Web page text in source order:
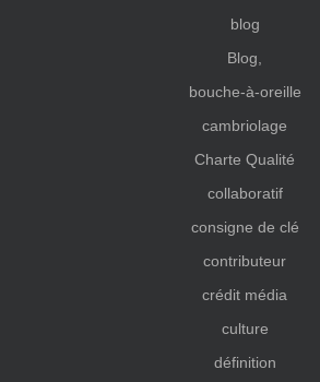
blog
Blog,
bouche-à-oreille
cambriolage
Charte Qualité
collaboratif
consigne de clé
contributeur
crédit média
culture
définition